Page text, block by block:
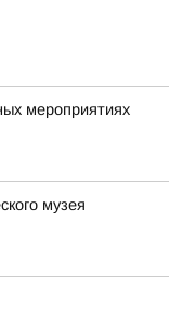
мероприятиях
музея